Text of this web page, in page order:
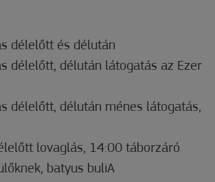
délelőtt és délután
délelőtt, délután látogatás az Ezer
délelőtt, délután ménes látogatás,
lovaglás, 14:00 táborzáró
batyus buliA